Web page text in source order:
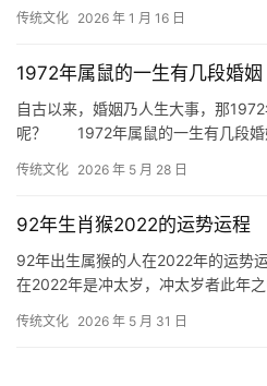
传统文化 2026 年 1 月 16 日
1972年属鼠的一生有几段婚姻
自古以来，婚姻乃人生大事，那
呢？ 1972年属鼠的一生有几段婚
传统文化 2026 年 5 月 28 日
92年生肖猴2022的运势运程
92年出生属猴的人在2022年的运势
在2022年是冲太岁，冲太岁者此年
传统文化 2026 年 5 月 31 日